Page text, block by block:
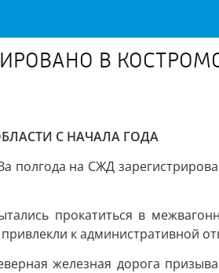
В
С НАЧАЛА ГОДА
полгода на СЖД
прокатиться в
к административной
железная дорога